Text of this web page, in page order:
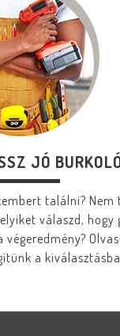
JÓ
találni? Nem
válaszd, hogy
végeredmény?
a